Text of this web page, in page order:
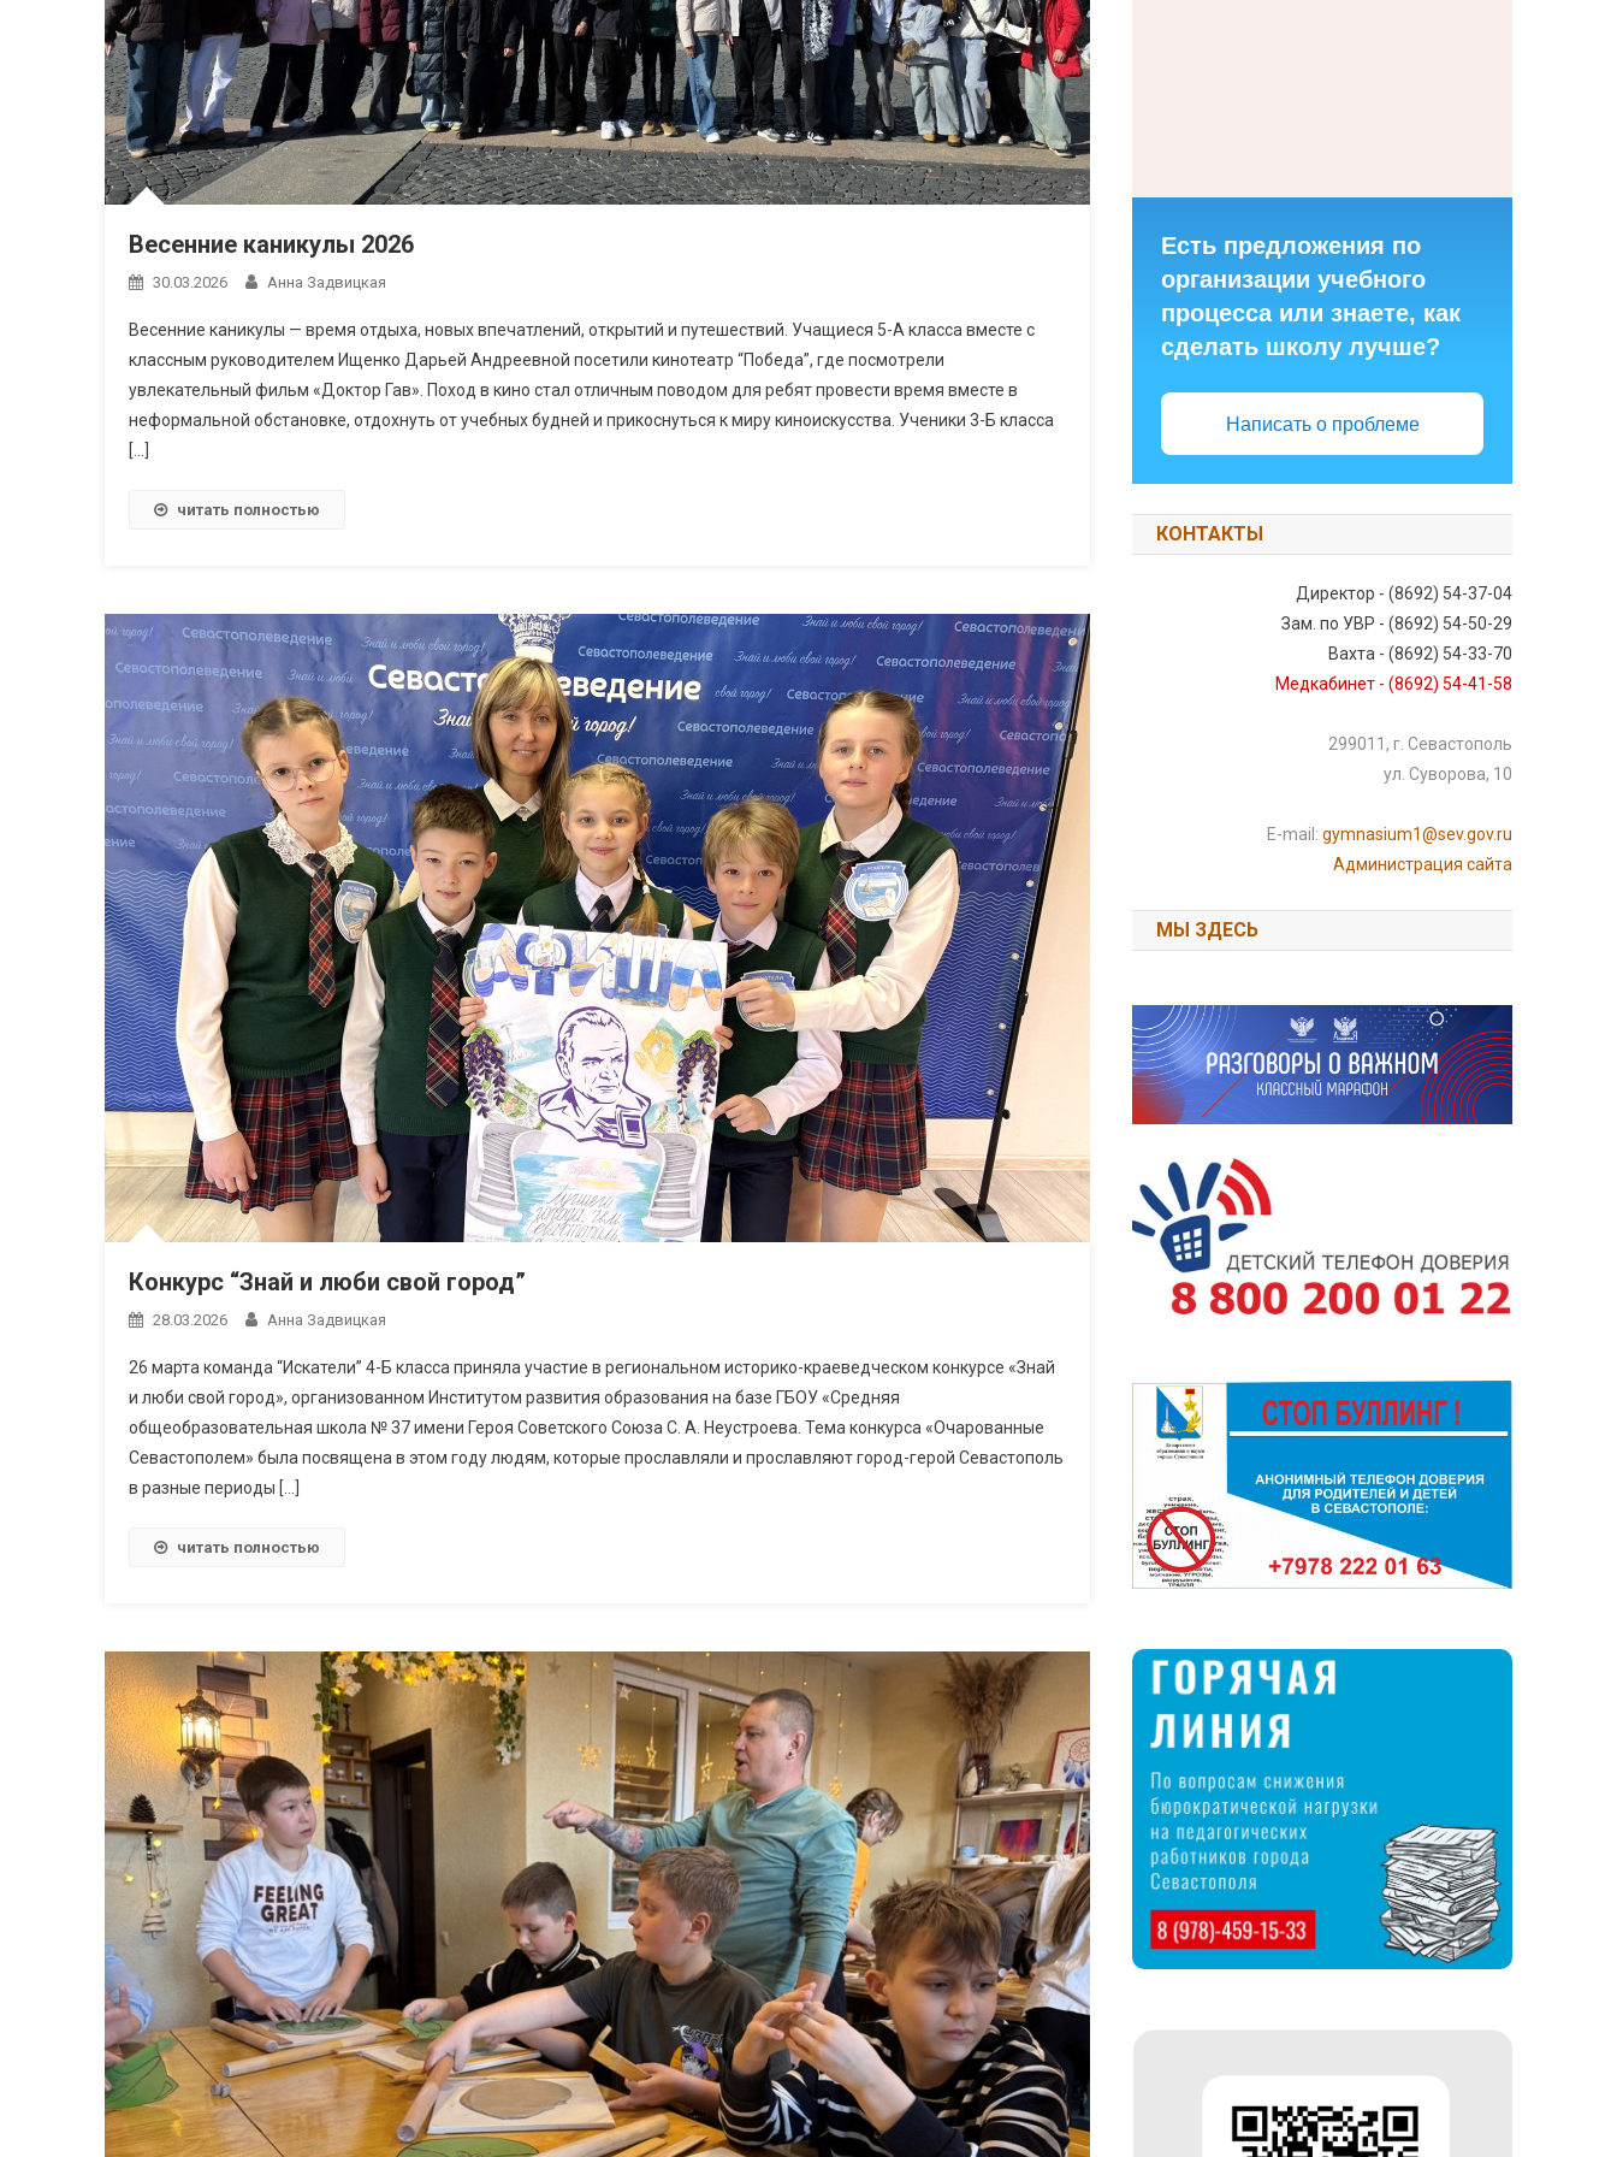
Весенние каникулы 2026
30.03.2026 Анна Задвицкая
Весенние каникулы — время отдыха, новых впечатлений, открытий и путешествий. Учащиеся 5-А класса вместе с
классным руководителем Ищенко Дарьей Андреевной посетили кинотеатр “Победа”, где посмотрели
увлекательный фильм «Доктор Гав». Поход в кино стал отличным поводом для ребят провести время вместе в
неформальной обстановке, отдохнуть от учебных будней и прикоснуться к миру киноискусства. Ученики 3-Б класса
[…]
читать полностью
Конкурс “Знай и люби свой город”
28.03.2026 Анна Задвицкая
26 марта команда “Искатели” 4-Б класса приняла участие в региональном историко-краеведческом конкурсе «Знай
и люби свой город», организованном Институтом развития образования на базе ГБОУ «Средняя
общеобразовательная школа № 37 имени Героя Советского Союза С. А. Неустроева. Тема конкурса «Очарованные
Севастополем» была посвящена в этом году людям, которые прославляли и прославляют город-герой Севастополь
в разные периоды […]
читать полностью
Есть предложения по
организации учебного
процесса или знаете, как
сделать школу лучше?
Написать о проблеме
КОНТАКТЫ
Директор - (8692) 54-37-04
Зам. по УВР - (8692) 54-50-29
Вахта - (8692) 54-33-70
Медкабинет - (8692) 54-41-58
299011, г. Севастополь
ул. Суворова, 10
E-mail: gymnasium1@sev.gov.ru
Администрация сайта
МЫ ЗДЕСЬ